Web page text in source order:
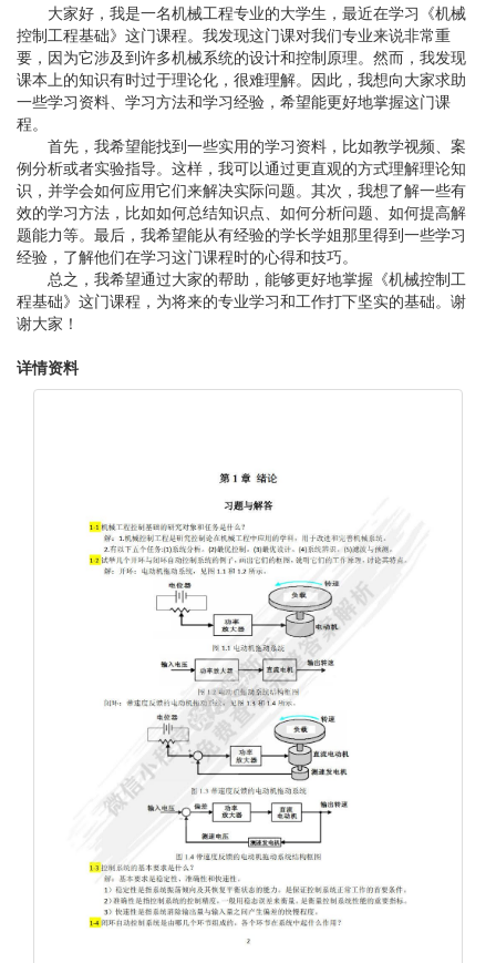
大家好，我是一名机械工程专业的大学生，最近在学习《机械
控制工程基础》这门课程。我发现这门课对我们专业来说非常重
要，因为它涉及到许多机械系统的设计和控制原理。然而，我发现
课本上的知识有时过于理论化，很难理解。因此，我想向大家求助
一些学习资料、学习方法和学习经验，希望能更好地掌握这门课
程。
首先，我希望能找到一些实用的学习资料，比如教学视频、案
例分析或者实验指导。这样，我可以通过更直观的方式理解理论知
识，并学会如何应用它们来解决实际问题。其次，我想了解一些有
效的学习方法，比如如何总结知识点、如何分析问题、如何提高解
题能力等。最后，我希望能从有经验的学长学姐那里得到一些学习
经验，了解他们在学习这门课程时的心得和技巧。
总之，我希望通过大家的帮助，能够更好地掌握《机械控制工
程基础》这门课程，为将来的专业学习和工作打下坚实的基础。谢
谢大家！
详情资料